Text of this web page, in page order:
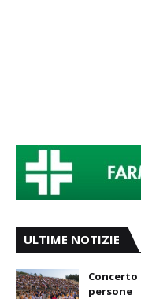
ULTIME NOTIZIE
Concerto
persone